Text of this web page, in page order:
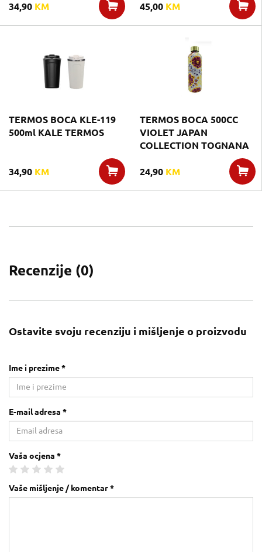
34,90 KM 45,00 KM
TERMOS BOCA KLE-119
500ml KALE TERMOS
34,90 KM
TERMOS BOCA 500CC
VIOLET JAPAN
COLLECTION TOGNANA
24,90 KM
Recenzije (0)
Ostavite svoju recenziju i mišljenje o proizvodu
Ime i prezime *
E-mail adresa *
Vaša ocjena *
Vaše mišljenje / komentar *